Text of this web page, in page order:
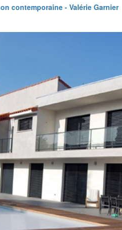
contemporaine - Valérie Garnier